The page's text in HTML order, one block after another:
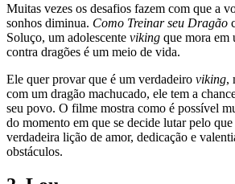
Muitas vezes os desafios fazem com que a
sonhos diminua. Como Treinar seu Dragão
Soluço, um adolescente viking que mora em
contra dragões é um meio de vida.
Ele quer provar que é um verdadeiro viking,
com um dragão machucado, ele tem a
seu povo. O filme mostra como é possível
do momento em que se decide lutar pelo
verdadeira lição de amor, dedicação e
obstáculos.